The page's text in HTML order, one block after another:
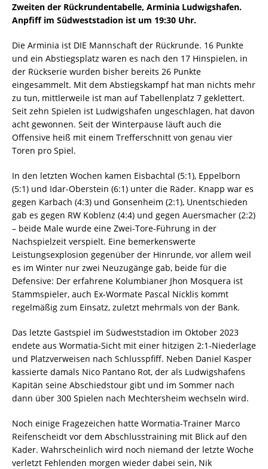
Zweiten der Rückrundentabelle, Arminia Ludwigshafen.
Anpfiff im Südweststadion ist um 19:30 Uhr.
Die Arminia ist DIE Mannschaft der Rückrunde. 16 Punkte
und ein Abstiegsplatz waren es nach den 17 Hinspielen, in
der Rückserie wurden bisher bereits 26 Punkte
eingesammelt. Mit dem Abstiegskampf hat man nichts mehr
zu tun, mittlerweile ist man auf Tabellenplatz 7 geklettert.
Seit zehn Spielen ist Ludwigshafen ungeschlagen, hat davon
acht gewonnen. Seit der Winterpause läuft auch die
Offensive heiß mit einem Trefferschnitt von genau vier
Toren pro Spiel.
In den letzten Wochen kamen Eisbachtal (5:1), Eppelborn
(5:1) und Idar-Oberstein (6:1) unter die Räder. Knapp war es
gegen Karbach (4:3) und Gonsenheim (2:1), Unentschieden
gab es gegen RW Koblenz (4:4) und gegen Auersmacher (2:2)
– beide Male wurde eine Zwei-Tore-Führung in der
Nachspielzeit verspielt. Eine bemerkenswerte
Leistungsexplosion gegenüber der Hinrunde, vor allem weil
es im Winter nur zwei Neuzugänge gab, beide für die
Defensive: Der erfahrene Kolumbianer Jhon Mosquera ist
Stammspieler, auch Ex-Wormate Pascal Nicklis kommt
regelmäßig zum Einsatz, zuletzt mehrmals von der Bank.
Das letzte Gastspiel im Südweststadion im Oktober 2023
endete aus Wormatia-Sicht mit einer hitzigen 2:1-Niederlage
und Platzverweisen nach Schlusspfiff. Neben Daniel Kasper
kassierte damals Nico Pantano Rot, der als Ludwigshafens
Kapitän seine Abschiedstour gibt und im Sommer nach
dann über 300 Spielen nach Mechtersheim wechseln wird.
Noch einige Fragezeichen hatte Wormatia-Trainer Marco
Reifenscheidt vor dem Abschlusstraining mit Blick auf den
Kader. Wahrscheinlich wird noch niemand der letzte Woche
verletzt Fehlenden morgen wieder dabei sein, Nik